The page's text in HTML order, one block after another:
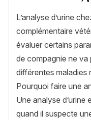
L’analyse d’urine
complémentaire
évaluer certains
de compagnie ne va
différentes maladies
Pourquoi faire une
Une analyse d’urine
quand il suspecte